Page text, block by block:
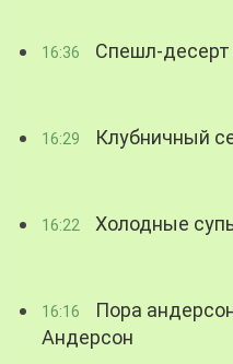
16:36 Спешл-десерт
16:29 Клубничный
16:22 Холодные
16:16
Пора
Андерсон